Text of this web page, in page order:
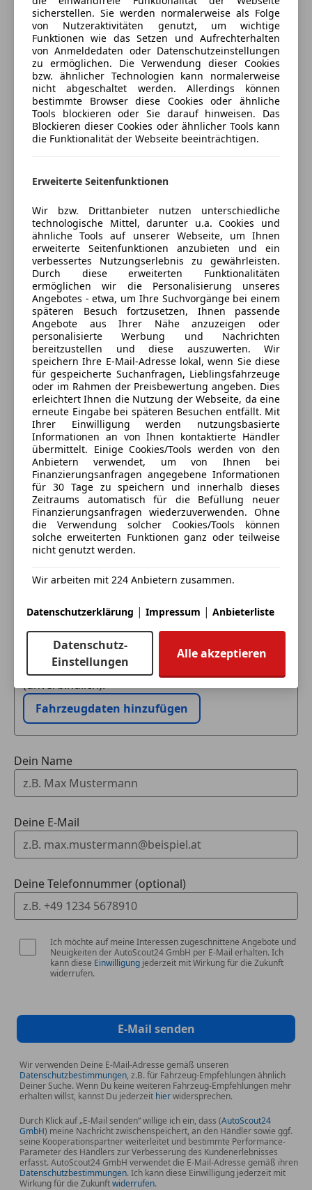
Sie auch gerne zu Finanzierungs- und
Versicherungsprodukten. Gerne können wir Ihnen
das Fahrzeug auch via Videocall online vorstellen!
Wichtige Hinweise:
Alle oben genannten Preise sind unverbindlich.
Ausstattungen, technische Daten, Preis sowie
Eingabefehler sind ausdrücklich vorbehalten.
Jetzt berechnen
Verkäufer Händler
Auto Meisinger Ges.m.b.H
(91% Weiterempfehlungen)
Automobilverkauf
Geschlossen
Öffnet um 9:00 Sa.
Innsbruckerstraße 57-59,
6176 Völs, AT
Kontakt
Auto Meisinger
Alle Fahrzeuge des Anbieters
Anbieter kontaktieren
Deine Nachricht
Eintauschwagen: Kaufen und verkaufen in nur einem
Schritt
Ich möchte mein Auto in Zahlung geben
(unverbindlich).
Fahrzeugdaten hinzufügen
Dein Name
Deine E-Mail
Deine Telefonnummer (optional)
Ich möchte auf meine Interessen zugeschnittene Angebote und
Neuigkeiten der AutoScout24 GmbH per E-Mail erhalten. Ich
kann diese Einwilligung jederzeit mit Wirkung für die Zukunft
widerrufen.
E-Mail senden
Wir verwenden Deine E-Mail-Adresse gemäß unseren
Datenschutzbestimmungen, z.B. für Fahrzeug-Empfehlungen ähnlich
Deiner Suche. Wenn Du keine weiteren Fahrzeug-Empfehlungen mehr
erhalten willst, kannst Du jederzeit hierwidersprechen.
Durch Klick auf „E-Mail senden“ willige ich ein, dass (AutoScout24
GmbH) meine Nachricht zwischenspeichert, an den Händler sowie ggf.
seine Kooperationspartner weiterleitet und bestimmte Performance-
Parameter des Händlers zur Verbesserung des Kundenerlebnisses
erfasst. AutoScout24 GmbH verwendet die E-Mail-Adresse gemäß ihren
Datenschutzbestimmungen. Ich kann diese Einwilligung jederzeit mit
Wirkung für die Zukunftwiderrufen.
sicherstellen. Sie werden normalerweise als Folge
von Nutzeraktivitäten genutzt, um wichtige
Funktionen wie das Setzen und Aufrechterhalten
von Anmeldedaten oder Datenschutzeinstellungen
zu ermöglichen. Die Verwendung dieser Cookies
bzw. ähnlicher Technologien kann normalerweise
nicht abgeschaltet werden. Allerdings können
bestimmte Browser diese Cookies oder ähnliche
Tools blockieren oder Sie darauf hinweisen. Das
Blockieren dieser Cookies oder ähnlicher Tools kann
die Funktionalität der Webseite beeinträchtigen.
Erweiterte Seitenfunktionen
Wir bzw. Drittanbieter nutzen unterschiedliche
technologische Mittel, darunter u.a. Cookies und
ähnliche Tools auf unserer Webseite, um Ihnen
erweiterte Seitenfunktionen anzubieten und ein
verbessertes Nutzungserlebnis zu gewährleisten.
Durch diese erweiterten Funktionalitäten
ermöglichen wir die Personalisierung unseres
Angebotes - etwa, um Ihre Suchvorgänge bei einem
späteren Besuch fortzusetzen, Ihnen passende
Angebote aus Ihrer Nähe anzuzeigen oder
personalisierte Werbung und Nachrichten
bereitzustellen und diese auszuwerten. Wir
speichern Ihre E-Mail-Adresse lokal, wenn Sie diese
für gespeicherte Suchanfragen, Lieblingsfahrzeuge
oder im Rahmen der Preisbewertung angeben. Dies
erleichtert Ihnen die Nutzung der Webseite, da eine
erneute Eingabe bei späteren Besuchen entfällt. Mit
Ihrer Einwilligung werden nutzungsbasierte
Informationen an von Ihnen kontaktierte Händler
übermittelt. Einige Cookies/Tools werden von den
Anbietern verwendet, um von Ihnen bei
Finanzierungsanfragen angegebene Informationen
für 30 Tage zu speichern und innerhalb dieses
Zeitraums automatisch für die Befüllung neuer
Finanzierungsanfragen wiederzuverwenden. Ohne
die Verwendung solcher Cookies/Tools können
solche erweiterten Funktionen ganz oder teilweise
nicht genutzt werden.
Wir arbeiten mit 224 Anbietern zusammen.
Datenschutzerklärung | Impressum | Anbieterliste
Datenschutz-
Einstellungen
Alle akzeptieren